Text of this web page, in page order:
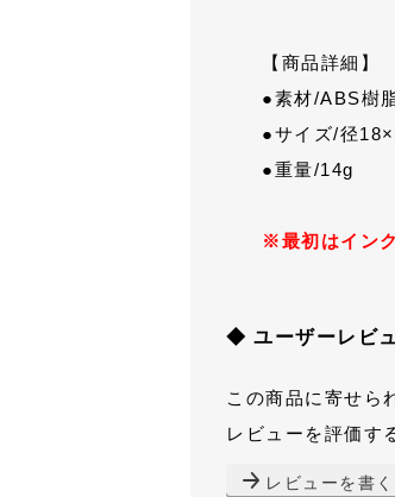
【商品詳細】
●素材/ABS樹
●サイズ/径
●重量/14g
※最初はイン
◆ ユーザーレビ
この商品に寄せら
レビューを評価す
レビューを書く